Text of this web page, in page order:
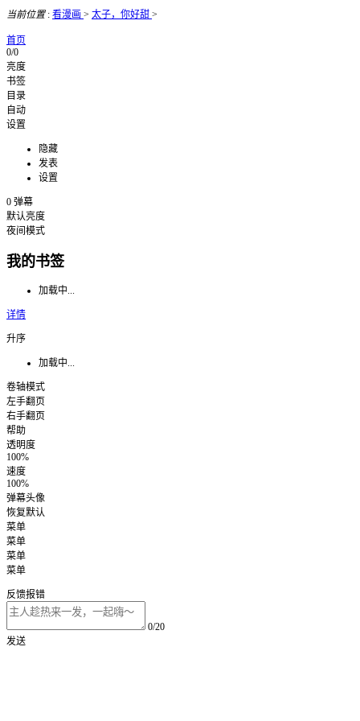
当前位置: 看漫画 > 太子，你好甜 >
首页
0/0
亮度
书签
目录
自动
设置
隐藏
发表
设置
0 弹幕
默认亮度
夜间模式
我的书签
加载中...
详情
升序
加载中...
卷轴模式
左手翻页
右手翻页
帮助
透明度
100%
速度
100%
弹幕头像
恢复默认
菜单
菜单
菜单
菜单
反馈报错
0/20
发送